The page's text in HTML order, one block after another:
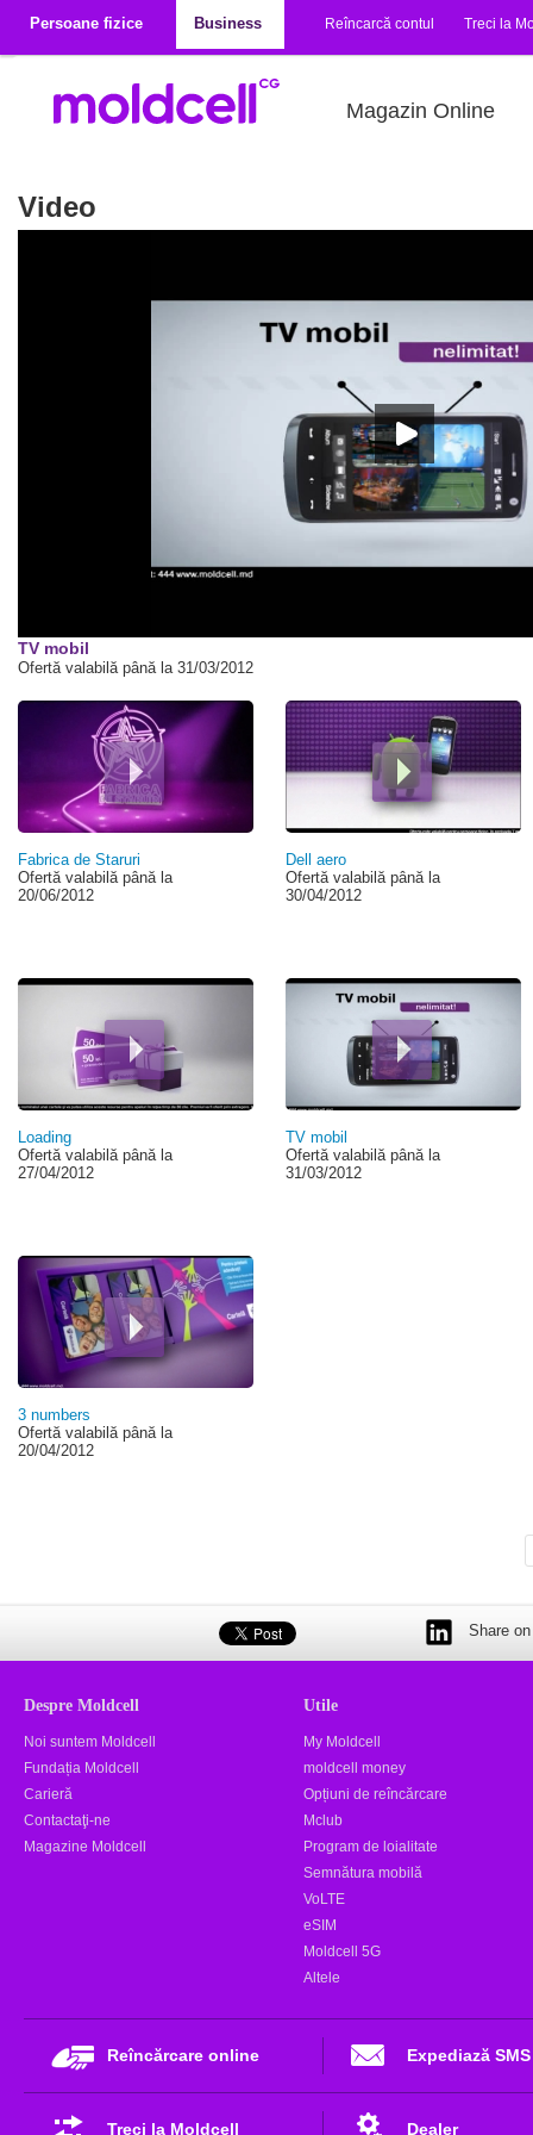
Persoane fizice
Business Reîncarcă contul Treci la
Magazin Online
Video
TV mobil
Ofertă valabilă până la 31/03/2012
Fabrica de Staruri
Ofertă valabilă până la
20/06/2012
Dell aero
Ofertă valabilă până la
30/04/2012
Loading
Ofertă valabilă până la
27/04/2012
TV mobil
Ofertă valabilă până la
31/03/2012
3 numbers
Ofertă valabilă până la
20/04/2012
Pagini
Share
Despre Moldcell
Noi suntem Moldcell
Fundația Moldcell
Carieră
Contactaţi-ne
Magazine Moldcell
Utile
My Moldcell
moldcell money
Opțiuni de reîncărcare
Mclub
Program de loialitate
Semnătura mobilă
VoLTE
eSIM
Moldcell 5G
Altele
Reîncărcare online Expediază SMS
Treci la Moldcell Dealer